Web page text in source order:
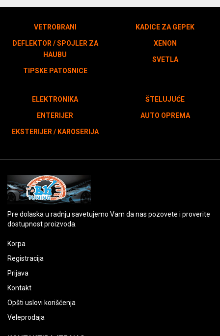
VETROBRANI
DEFLEKTOR / SPOJLER ZA
HAUBU
TIPSKE PATOSNICE
KADICE ZA GEPEK
XENON
SVETLA
ELEKTRONIKA
ENTERIJER
EKSTERIJER / KAROSERIJA
ŠTELUJUĆE
AUTO OPREMA
Pre dolaska u radnju savetujemo Vam da nas pozovete i proverite
dostupnost proizvoda.
Korpa
Registracija
Prijava
Kontakt
Opšti uslovi korišćenja
Veleprodaja